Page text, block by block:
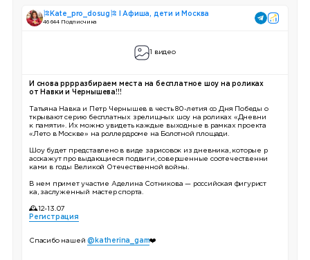
🎏Kate_pro_dosug🎏 I Афиша, дети и Москва
46 644 Подписчика
1 видео
И снова рррразбираем места на бесплатное шоу на роликах
от Навки и Чернышева!!!
Татьяна Навка и Петр Чернышев в честь 80-летия со Дня Победы о
ткрывают серию бесплатных зрелищных шоу на роликах «Дневни
к памяти». Их можно увидеть каждые выходные в рамках проекта
«Лето в Москве» на роллердроме на Болотной площади.
Шоу будет представлено в виде зарисовок из дневника, которые р
асскажут про выдающиеся подвиги, совершенные соотечественни
ками в годы Великой Отечественной войны.
В нем примет участие Аделина Сотникова — российская фигурист
ка, заслуженный мастер спорта.
🕰12-13.07
Регистрация
Спасибо нашей@katherina_gam❤️